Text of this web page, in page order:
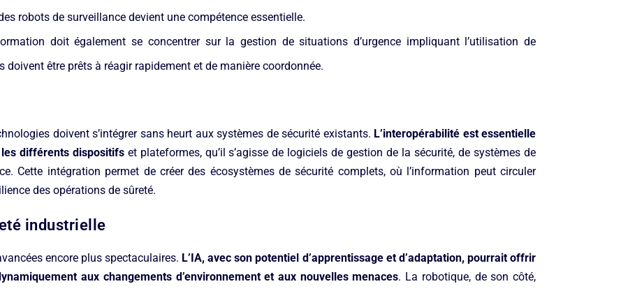
robots de surveillance devient une compétence essentielle.
doit également se concentrer sur la gestion de situations d’urgence impliquant l’utilisation de
être prêts à réagir rapidement et de manière coordonnée.
doivent s’intégrer sans heurt aux systèmes de sécurité existants. L’interopérabilité est essentielle
différents dispositifset plateformes, qu’il s’agisse de logiciels de gestion de la sécurité, de systèmes de
Cette intégration permet de créer des écosystèmes de sécurité complets, où l’information peut circuler
des opérations de sûreté.
industrielle
encore plus spectaculaires. L’IA, avec son potentiel d’apprentissage et d’adaptation, pourrait offrir
aux changements d’environnement et aux nouvelles menaces. La robotique, de son côté,